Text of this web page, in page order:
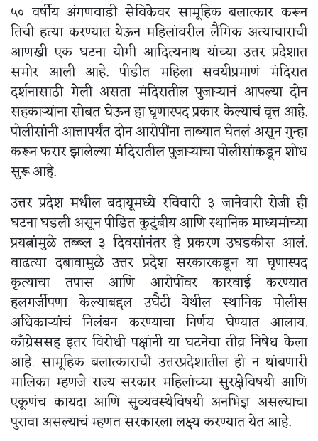
५० वर्षीय अंगणवाडी सेविकेवर सामूहिक बलात्कार करून
तिची हत्या करण्यात येऊन महिलांवरील लैंगिक अत्याचाराची
आणखी एक घटना योगी आदित्यनाथ यांच्या उत्तर प्रदेशात
समोर आली आहे. पीडीत महिला सवयीप्रमाणं मंदिरात
दर्शनासाठी गेली असता मंदिरातील पुजाऱ्यानं आपल्या दोन
सहकाऱ्यांना सोबत घेऊन हा घृणास्पद प्रकार केल्याचं वृत्त आहे.
पोलीसांनी आत्तापर्यंत दोन आरोपींना ताब्यात घेतलं असून गुन्हा
करून फरार झालेल्या मंदिरातील पुजाऱ्याचा पोलीसांकडून शोध
सुरू आहे.
उत्तर प्रदेश मधील बदायूमध्ये रविवारी ३ जानेवारी रोजी ही
घटना घडली असून पीडित कुटुंबीय आणि स्थानिक माध्यमांच्या
प्रयत्नांमुळे तब्ब्ल ३ दिवसांनंतर हे प्रकरण उघडकीस आलं.
वाढत्या दबावामुळे उत्तर प्रदेश सरकारकडून या घृणास्पद
कृत्याचा तपास आणि आरोपींवर कारवाई करण्यात
हलगर्जीपणा केल्याबद्दल उघैटी येथील स्थानिक पोलीस
अधिकाऱ्यांचं निलंबन करण्याचा निर्णय घेण्यात आलाय.
काँग्रेससह इतर विरोधी पक्षांनी या घटनेचा तीव्र निषेध केला
आहे. सामूहिक बलात्काराची उत्तरप्रदेशातील ही न थांबणारी
मालिका म्हणजे राज्य सरकार महिलांच्या सुरक्षेविषयी आणि
एकूणंच कायदा आणि सुव्यवस्थेविषयी अनभिज्ञ असल्याचा
पुरावा असल्याचं म्हणत सरकारला लक्ष्य करण्यात येत आहे.